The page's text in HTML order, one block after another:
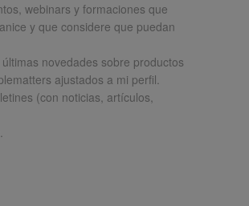
webinars y formaciones que
y que considere que puedan
novedades sobre productos
ajustados a mi perfil.
(con noticias, artículos,